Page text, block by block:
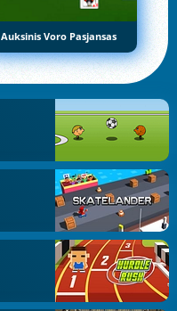
Auksinis Voro Pasjansas